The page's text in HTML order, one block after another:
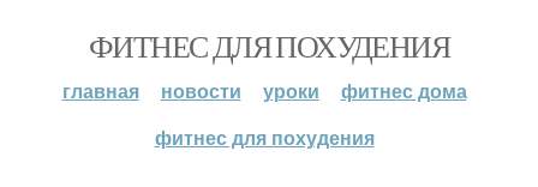
ФИТНЕС ДЛЯ ПОХУДЕНИЯ
главная новости уроки
фитнес дома
фитнес для похудения